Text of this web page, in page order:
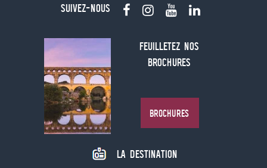
SUIVEZ-NOUS
FEUILLETEZ NOS
BROCHURES
BROCHURES
LA DESTINATION